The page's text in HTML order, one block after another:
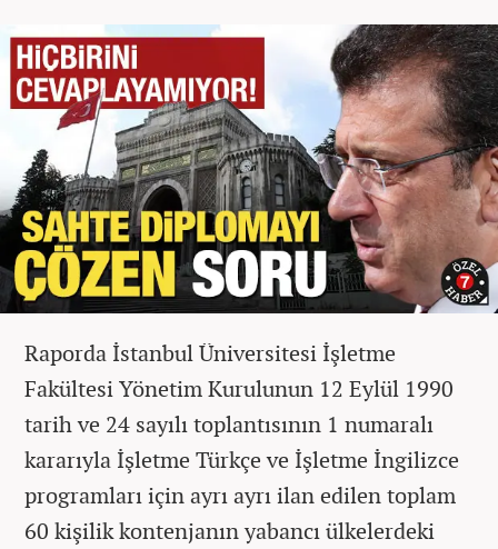
Raporda İstanbul Üniversitesi İşletme
Fakültesi Yönetim Kurulunun 12 Eylül 1990
tarih ve 24 sayılı toplantısının 1 numaralı
kararıyla İşletme Türkçe ve İşletme İngilizce
programları için ayrı ayrı ilan edilen toplam
60 kişilik kontenjanın yabancı ülkelerdeki